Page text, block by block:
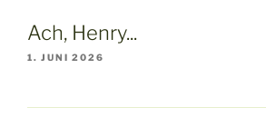
Ach, Henry...
1. JUNI 2026